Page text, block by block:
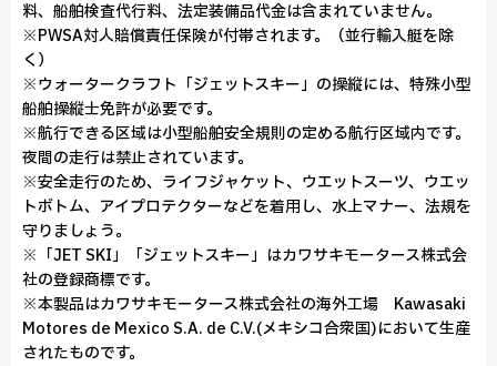
料、船舶検査代行料、法定装備品代金は含まれていません。
※PWSA対人賠償責任保険が付帯されます。（並行輸入艇を除
く）
※ウォータークラフト「ジェットスキー」の操縦には、特殊小型
船舶操縦士免許が必要です。
※航行できる区域は小型船舶安全規則の定める航行区域内です。
夜間の走行は禁止されています。
※安全走行のため、ライフジャケット、ウエットスーツ、ウエッ
トボトム、アイプロテクターなどを着用し、水上マナー、法規を
守りましょう。
※「JET SKI」「ジェットスキー」はカワサキモータース株式会
社の登録商標です。
※本製品はカワサキモータース株式会社の海外工場 Kawasaki
Motores de Mexico S.A. de C.V.(メキシコ合衆国)において生産
されたものです。